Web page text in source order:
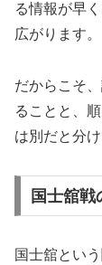
る情報が早
広がります。
だからこそ
ることと、
は別 だと分
国士舘戦
国士舘とい